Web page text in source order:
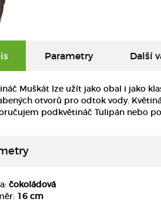
Parametry Další
Muškát lze užít jako obal i jako
otvorů pro odtok vody.
podkvětináč Tulipán nebo
čokoládová
16 cm
DETAIL